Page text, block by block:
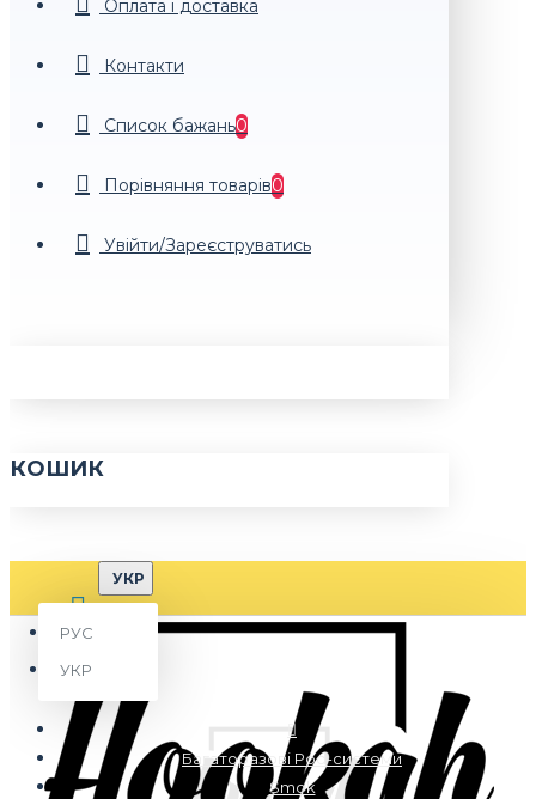
Оплата і доставка
Контакти
Список бажань0
Порiвняння товарiв0
Увійти/Зареєструватись
КОШИК
УКР
РУС
УКР
Багаторазові Pod-системи
Smok